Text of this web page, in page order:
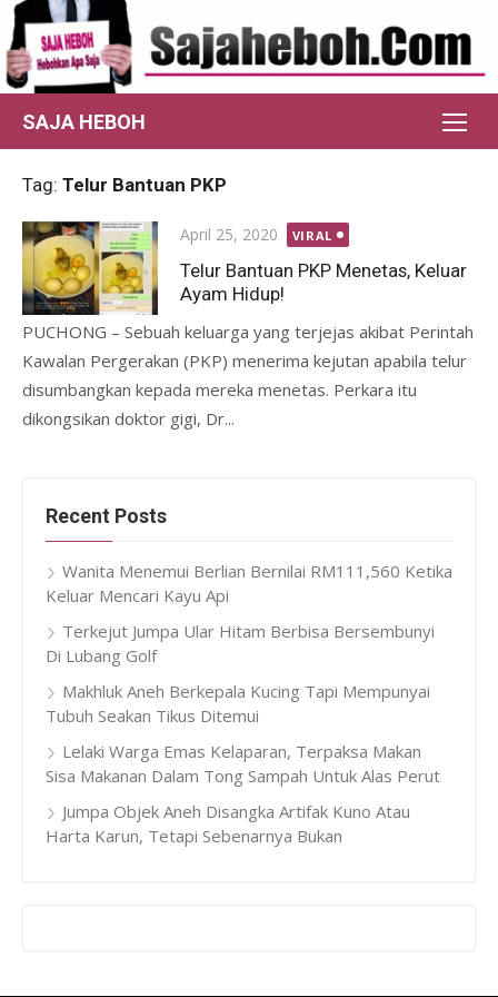
Skip
to
content
SAJA HEBOH
Tag: Telur Bantuan PKP
Posted
on
April 25, 2020 VIRAL
Telur Bantuan PKP Menetas, Keluar
Ayam Hidup!
PUCHONG – Sebuah keluarga yang terjejas akibat Perintah
Kawalan Pergerakan (PKP) menerima kejutan apabila telur
disumbangkan kepada mereka menetas. Perkara itu
dikongsikan doktor gigi, Dr...
Recent Posts
Wanita Menemui Berlian Bernilai RM111,560 Ketika
Keluar Mencari Kayu Api
Terkejut Jumpa Ular Hitam Berbisa Bersembunyi
Di Lubang Golf
Makhluk Aneh Berkepala Kucing Tapi Mempunyai
Tubuh Seakan Tikus Ditemui
Lelaki Warga Emas Kelaparan, Terpaksa Makan
Sisa Makanan Dalam Tong Sampah Untuk Alas Perut
Jumpa Objek Aneh Disangka Artifak Kuno Atau
Harta Karun, Tetapi Sebenarnya Bukan